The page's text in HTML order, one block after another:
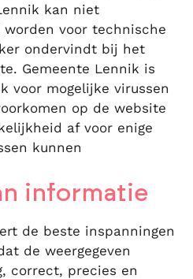
kan niet
voor technische
ondervindt bij het
Gemeente Lennik is
voor mogelijke virussen
op de website
af voor enige
kunnen
informatie
de beste inspanningen
de weergegeven
correct, precies en